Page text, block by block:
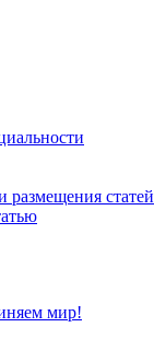
размещения статей
мир!